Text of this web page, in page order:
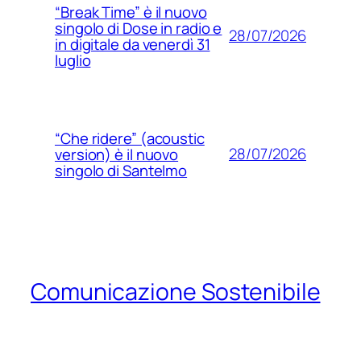
“Break Time” è il nuovo
singolo di Dose in radio e
in digitale da venerdì 31
luglio
28/07/2026
“Che ridere” (acoustic
version) è il nuovo
singolo di Santelmo
28/07/2026
Comunicazione Sostenibile